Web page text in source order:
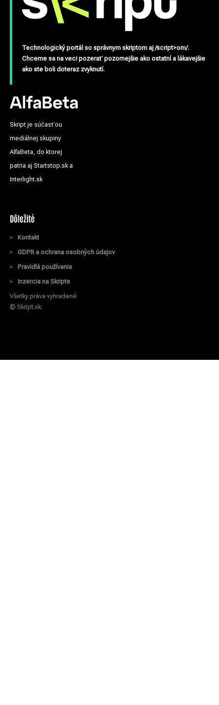
Technologický portál so správnym skriptom aj /script>om/.
Chceme sa na veci pozerať pozornejšie ako ostatní a lákavejšie
ako ste boli doteraz zvyknutí.
Skript je súčasťou
mediálnej skupiny
AlfaBeta, do ktorej
patria aj Startstop.sk a
Interlight.sk
Dôležité
Kontakt
GDPR a ochrana osobných údajov
Pravidlá používania
Inzercia na Skripte
Všetky práva vyhradené
© Skript.sk